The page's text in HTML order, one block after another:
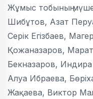
Жұмыс тобының
Шибұтов, Азат
Серік Егізбаев,
Қожаназаров,
Бекназаров,
Алуа Ибраева,
Жақаева, Виктор